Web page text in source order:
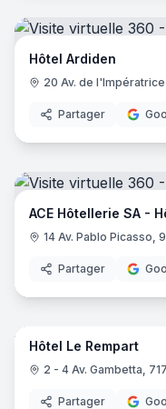
Hôtel Ardiden
20 Av. de
Partager
14 Av. Pablo Picasso,
Partager
Hôtel Le Rempart
2 - 4 Av. Gambetta,
Partager